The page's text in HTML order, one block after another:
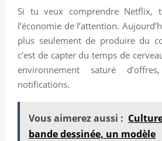
Si tu veux comprendre Netflix,
l’économie de l’attention.
plus seulement de produire du
c’est de capter du temps de
environnement saturé
notifications.
Vous aimerez aussi :
bande dessinée, un modèle